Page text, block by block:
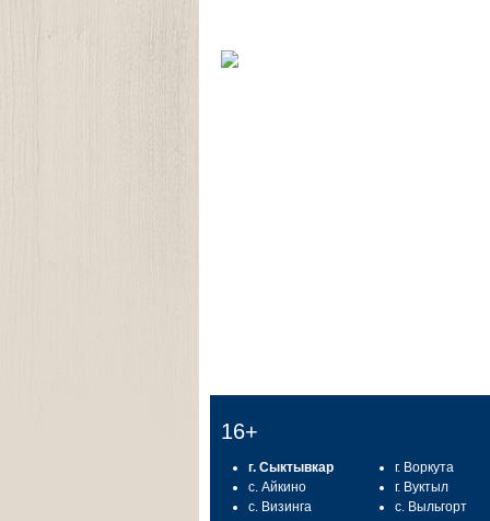
16+
г. Сыктывкар
с. Айкино
с. Визинга
г. Воркута
г. Вуктыл
с. Выльгорт